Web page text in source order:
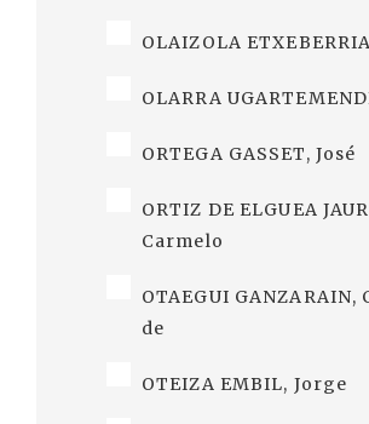
OLAIZOLA
OLARRA
ORTEGA GASSET, José
ORTIZ DE ELGUEA
Carmelo
OTAEGUI GANZARAIN,
de
OTEIZA EMBIL, Jorge